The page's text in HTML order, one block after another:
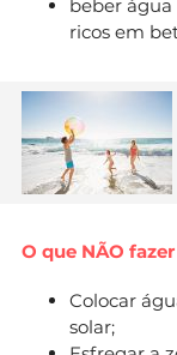
beber
ricos em
O que NÃO
Colocar
solar;